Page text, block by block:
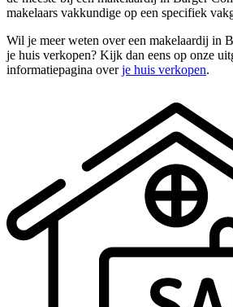
makelaars vakkundige op een specifiek
Wil je meer weten over een makelaardij in
je huis verkopen? Kijk dan eens op onze
informatiepagina overje huis verkopen.